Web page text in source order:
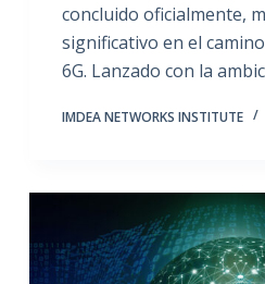
concluido oficialmente,
significativo en el
6G. Lanzado con la
IMDEA NETWORKS INSTITUTE